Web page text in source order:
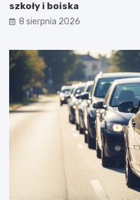
szkoły i boiska
8 sierpnia 2026